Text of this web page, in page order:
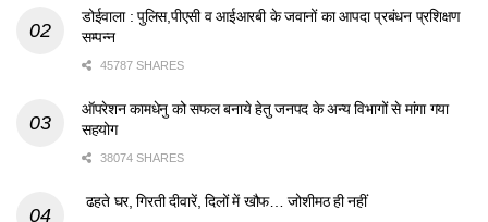
डोईवाला : पुलिस,पीएसी व आईआरबी के जवानों का आपदा प्रबंधन प्रशिक्षण
सम्पन्न
45787 SHARES
ऑपरेशन कामधेनु को सफल बनाये हेतु जनपद के अन्य विभागों से मांगा गया
सहयोग
38074 SHARES
ढहते घर, गिरती दीवारें, दिलों में खौफ… जोशीमठ ही नहीं